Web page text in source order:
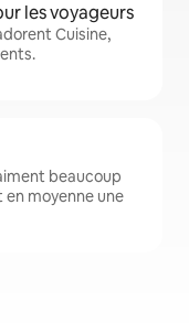
les voyageurs
Cuisine,
beaucoup
en moyenne une